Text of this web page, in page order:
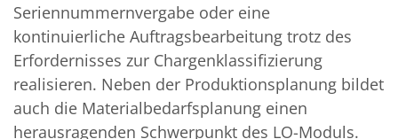
Seriennummernvergabe oder eine
kontinuierliche Auftragsbearbeitung trotz des
Erfordernisses zur Chargenklassifizierung
realisieren. Neben der Produktionsplanung bildet
auch die Materialbedarfsplanung einen
herausragenden Schwerpunkt des LO-Moduls.